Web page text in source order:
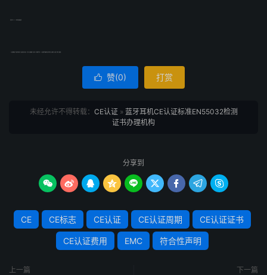
 赞(0) 打赏
未经允许不得转载： CE认证» 蓝牙耳机CE认证标准EN55032检测
证书办理机构
分享到
        
CE CE标志 CE认证 CE认证周期 CE认证证书
CE认证费用 EMC 符合性声明
上一篇 下一篇